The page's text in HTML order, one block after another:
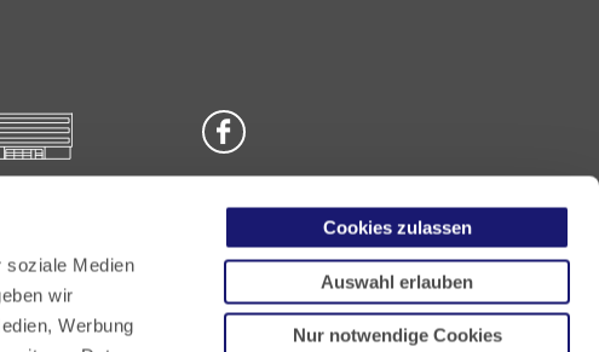
soziale Medien
wir
Werbung
Cookies zulassen
Auswahl erlauben
Nur notwendige Cookies